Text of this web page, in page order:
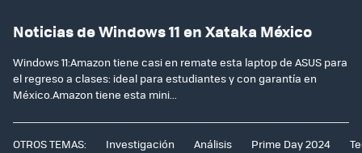
Noticias de Windows 11 en Xataka México
Windows 11:Amazon tiene casi en remate esta laptop de ASUS para
el regreso a clases: ideal para estudiantes y con garantía en
México.Amazon tiene esta mini...
OTROS TEMAS: Investigación Análisis Prime Day 2024